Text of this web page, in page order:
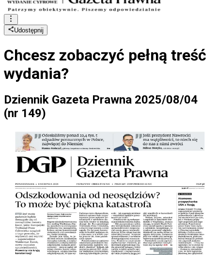
Udostępnij
Chcesz zobaczyć pełną treść
wydania?
Dziennik Gazeta Prawna 2025/08/04
(nr 149)